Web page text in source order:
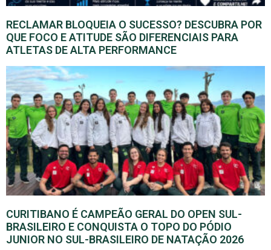
RECLAMAR BLOQUEIA O SUCESSO? DESCUBRA POR
QUE FOCO E ATITUDE SÃO DIFERENCIAIS PARA
ATLETAS DE ALTA PERFORMANCE
CURITIBANO É CAMPEÃO GERAL DO OPEN SUL-
BRASILEIRO E CONQUISTA O TOPO DO PÓDIO
JUNIOR NO SUL-BRASILEIRO DE NATAÇÃO 2026